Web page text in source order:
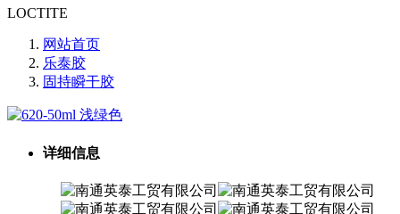
LOCTITE
网站首页
乐泰胶
固持瞬干胶
详细信息